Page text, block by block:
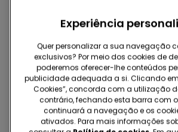
ROUPA
SWIMWEAR
Experiência
Quer personalizar a sua navegação
exclusivos? Por meio dos cookies de
poderemos oferecer-lhe conteúdos
publicidade adequada a si. Clicando
Cookies”, concorda com a utilização
contrário, fechando esta barra com
continuará a navegação e os
ativados. Para mais informações